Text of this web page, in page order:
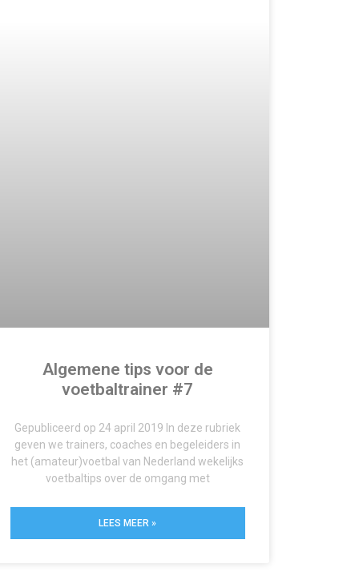
Algemene tips voor de
voetbaltrainer #7
Gepubliceerd op 24 april 2019 In deze rubriek
geven we trainers, coaches en begeleiders in
het (amateur)voetbal van Nederland wekelijks
voetbaltips over de omgang met
LEES MEER »